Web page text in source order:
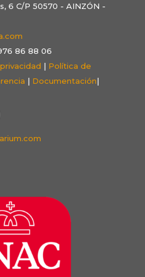
6 C/P 50570 - AINZÓN -
86 88 06
| Política de
| Documentación|